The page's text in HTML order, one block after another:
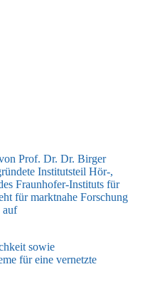
Prof. Dr. Dr. Birger
Institutsteil Hör-,
Fraunhofer-Instituts für
für marktnahe Forschung
auf
sowie
für eine vernetzte